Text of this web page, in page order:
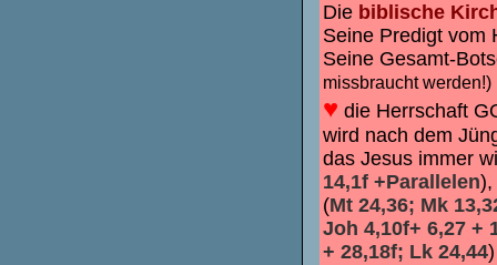
Die biblische
Seine Predigt vom
Seine Gesamt-
missbraucht werden!)
♥ die Herrschaft
wird nach dem
das Jesus immer
14,1f +Parallelen),
(Mt 24,36; Mk
Joh 4,10f+ 6,27 +
+ 28,18f; Lk 24,44